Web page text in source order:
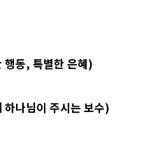
행동, 특별한 은혜)
나님이 주시는 보수)